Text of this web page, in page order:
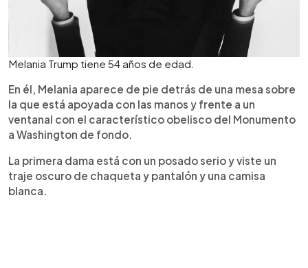
Melania Trump tiene 54 años de edad.
En él, Melania aparece de pie detrás de una mesa sobre
la que está apoyada con las manos y frente a un
ventanal con el característico obelisco del Monumento
a Washington de fondo.
La primera dama está con un posado serio y viste un
traje oscuro de chaqueta y pantalón y una camisa
blanca.